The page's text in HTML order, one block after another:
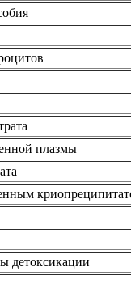
плазмы
детоксикации